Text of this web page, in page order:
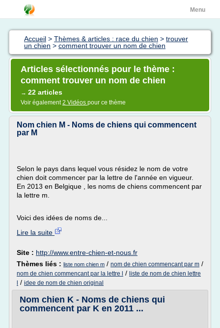
Menu
Accueil > Thèmes & articles : race du chien > trouver
un chien > comment trouver un nom de chien
Articles sélectionnés pour le thème :
comment trouver un nom de chien
→ 22 articles
Voir également2 Vidéos pour ce thème
Nom chien M - Noms de chiens qui commencent
par M
Selon le pays dans lequel vous résidez le nom de votre
chien doit commencer par la lettre de l'année en vigueur.
En 2013 en Belgique , les noms de chiens commencent par
la lettre m.
Voici des idées de noms de...
Lire la suite
Site : http://www.entre-chien-et-nous.fr
Thèmes liés : liste nom chien m / nom de chien commencant par m /
nom de chien commencant par la lettre l / liste de nom de chien lettre
/ idee de nom de chien original
Nom chien K - Noms de chiens qui
commencent par K en 2011 ...